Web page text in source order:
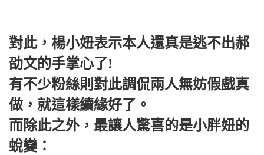
對此，楊小妞表示本人還真是逃不出郝
劭文的手掌心了!
有不少粉絲則對此調侃兩人無妨假戲真
做，就這樣續緣好了。
而除此之外，最讓人驚喜的是小胖妞的
蛻變：